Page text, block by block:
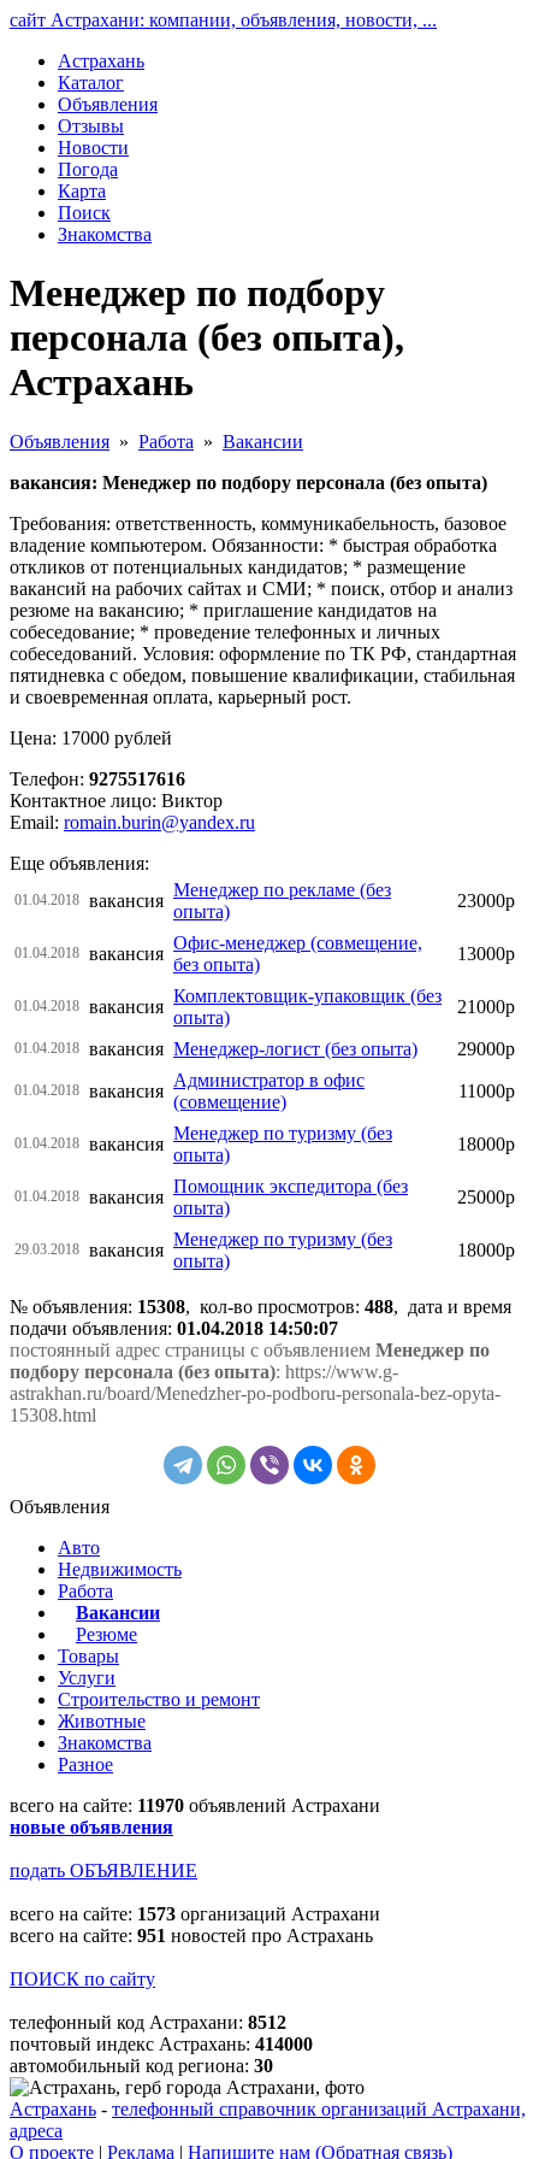
сайт Астрахани: компании, объявления, новости, ...
Астрахань
Каталог
Объявления
Отзывы
Новости
Погода
Карта
Поиск
Знакомства
Менеджер по подбору
персонала (без опыта),
Астрахань
Объявления » Работа » Вакансии
вакансия: Менеджер по подбору персонала (без опыта)
Требования: ответственность, коммуникабельность, базовое
владение компьютером. Обязанности: * быстрая обработка
откликов от потенциальных кандидатов; * размещение
вакансий на рабoчих сайтах и СМИ; * поиск, отбор и анализ
резюме на вакансию; * приглашение кандидатов на
собеседование; * проведение телефонных и личных
собеседовaний. Условия: оформление по ТК РФ, стандартная
пятидневка с обедом, повышение квалификации, стабильная
и своевременная оплата, карьерный рост.
Цена: 17000 рублей
Телефон: 9275517616
Контактное лицо: Виктор
Email: romain.burin@yandex.ru
Еще объявления:
01.04.2018 вакансия
Менеджер по рекламе (без
опыта)
23000р
01.04.2018 вакансия
Офис-менеджер (совмещение,
без опыта)
13000р
01.04.2018 вакансия
Комплектовщик-упаковщик (без
опыта)
21000р
01.04.2018 вакансия Менеджер-логист (без опыта) 29000р
01.04.2018 вакансия
Администратор в офис
(совмещение)
11000р
01.04.2018 вакансия
Менеджер по туризму (без
опыта)
18000р
01.04.2018 вакансия
Помощник экспедитора (без
опыта)
25000р
29.03.2018 вакансия
Менеджер по туризму (без
опыта)
18000р
№ объявления: 15308, кол-во просмотров: 488, дата и время
подачи объявления: 01.04.2018 14:50:07
постоянный адрес страницы с объявлением Менеджер по
подбору персонала (без опыта): https://www.g-
astrakhan.ru/board/Menedzher-po-podboru-personala-bez-opyta-
15308.html
Объявления
Авто
Недвижимость
Работа
Вакансии
Резюме
Товары
Услуги
Строительство и ремонт
Животные
Знакомства
Разное
всего на сайте: 11970 объявлений Астрахани
новые объявления
подать ОБЪЯВЛЕНИЕ
всего на сайте: 1573 организаций Астрахани
всего на сайте: 951 новостей про Астрахань
ПОИСК по сайту
телефонный код Астрахани: 8512
почтовый индекс Астрахань: 414000
автомобильный код региона: 30
Астрахань - телефонный справочник организаций Астрахани,
адреса
О проекте | Реклама | Напишите нам (Обратная связь)